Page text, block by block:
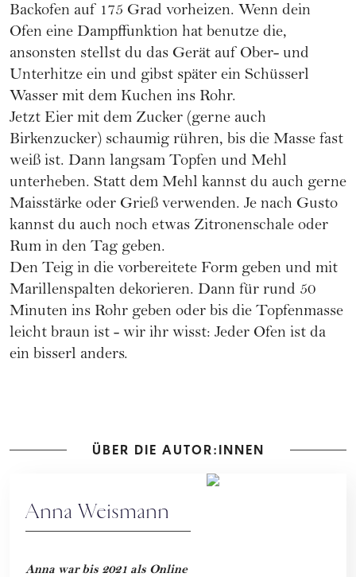
Backofen auf 175 Grad vorheizen. Wenn dein
Ofen eine Dampffunktion hat benutze die,
ansonsten stellst du das Gerät auf Ober- und
Unterhitze ein und gibst später ein Schüsserl
Wasser mit dem Kuchen ins Rohr.
Jetzt Eier mit dem Zucker (gerne auch
Birkenzucker) schaumig rühren, bis die Masse fast
weiß ist. Dann langsam Topfen und Mehl
unterheben. Statt dem Mehl kannst du auch gerne
Maisstärke oder Grieß verwenden. Je nach Gusto
kannst du auch noch etwas Zitronenschale oder
Rum in den Tag geben.
Den Teig in die vorbereitete Form geben und mit
Marillenspalten dekorieren. Dann für rund 50
Minuten ins Rohr geben oder bis die Topfenmasse
leicht braun ist - wir ihr wisst: Jeder Ofen ist da
ein bisserl anders.
ÜBER DIE AUTOR:INNEN
Anna Weismann
Anna war bis 2021 als Online